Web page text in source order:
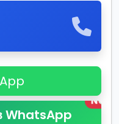
WhatsApp
New